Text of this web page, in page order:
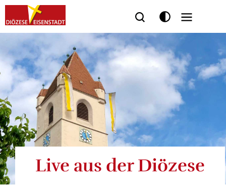
Seitenbereiche:
Live aus der Diözese